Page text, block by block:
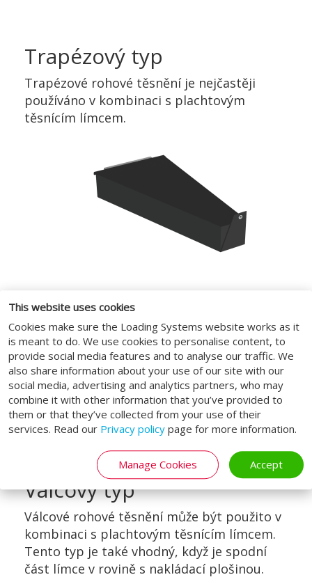
This website uses cookies
Cookies make sure the Loading Systems website works as it
is meant to do. We use cookies to personalise content, to
provide social media features and to analyse our traffic. We
also share information about your use of our site with our
social media, advertising and analytics partners, who may
combine it with other information that you’ve provided to
them or that they’ve collected from your use of their
services. Read our Privacy policy page for more information.
Manage Cookies Accept
Trapézový typ
Trapézové rohové těsnění je nejčastěji
používáno v kombinaci s plachtovým
těsnícím límcem.
Válcový typ
Válcové rohové těsnění může být použito v
kombinaci s plachtovým těsnícím límcem.
Tento typ je také vhodný, když je spodní
část límce v rovině s nakládací plošinou.